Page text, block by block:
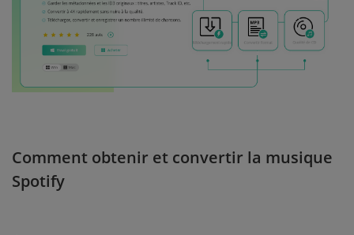
Comment obtenir et convertir la musique
Spotify